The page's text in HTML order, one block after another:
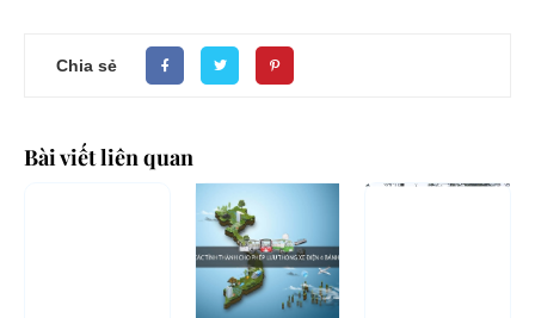
Chia sẻ
Bài viết liên quan